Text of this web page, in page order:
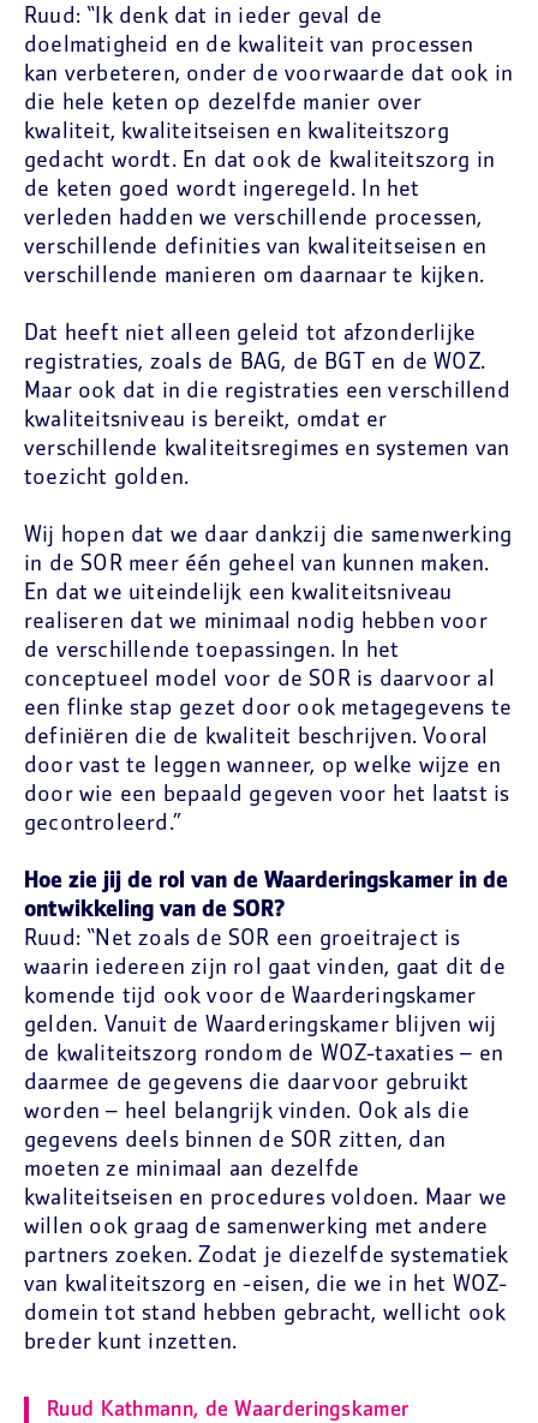
Ruud: “Ik denk dat in ieder geval de
doelmatigheid en de kwaliteit van processen
kan verbeteren, onder de voorwaarde dat ook in
die hele keten op dezelfde manier over
kwaliteit, kwaliteitseisen en kwaliteitszorg
gedacht wordt. En dat ook de kwaliteitszorg in
de keten goed wordt ingeregeld. In het
verleden hadden we verschillende processen,
verschillende definities van kwaliteitseisen en
verschillende manieren om daarnaar te kijken.
Dat heeft niet alleen geleid tot afzonderlijke
registraties, zoals de BAG, de BGT en de WOZ.
Maar ook dat in die registraties een verschillend
kwaliteitsniveau is bereikt, omdat er
verschillende kwaliteitsregimes en systemen van
toezicht golden.
Wij hopen dat we daar dankzij die samenwerking
in de SOR meer één geheel van kunnen maken.
En dat we uiteindelijk een kwaliteitsniveau
realiseren dat we minimaal nodig hebben voor
de verschillende toepassingen. In het
conceptueel model voor de SOR is daarvoor al
een flinke stap gezet door ook metagegevens te
definiëren die de kwaliteit beschrijven. Vooral
door vast te leggen wanneer, op welke wijze en
door wie een bepaald gegeven voor het laatst is
gecontroleerd.”
Hoe zie jij de rol van de Waarderingskamer in de
ontwikkeling van de SOR?
Ruud: “Net zoals de SOR een groeitraject is
waarin iedereen zijn rol gaat vinden, gaat dit de
komende tijd ook voor de Waarderingskamer
gelden. Vanuit de Waarderingskamer blijven wij
de kwaliteitszorg rondom de WOZ-taxaties – en
daarmee de gegevens die daarvoor gebruikt
worden – heel belangrijk vinden. Ook als die
gegevens deels binnen de SOR zitten, dan
moeten ze minimaal aan dezelfde
kwaliteitseisen en procedures voldoen. Maar we
willen ook graag de samenwerking met andere
partners zoeken. Zodat je diezelfde systematiek
van kwaliteitszorg en -eisen, die we in het WOZ-
domein tot stand hebben gebracht, wellicht ook
breder kunt inzetten.
Ruud Kathmann, de Waarderingskamer